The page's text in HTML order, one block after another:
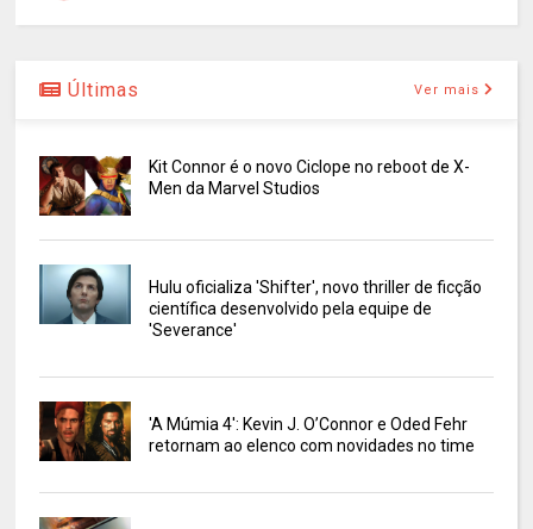
Últimas Ver mais
Kit Connor é o novo Ciclope no reboot de X-
Men da Marvel Studios
Hulu oficializa 'Shifter', novo thriller de ficção
científica desenvolvido pela equipe de
'Severance'
'A Múmia 4': Kevin J. O’Connor e Oded Fehr
retornam ao elenco com novidades no time